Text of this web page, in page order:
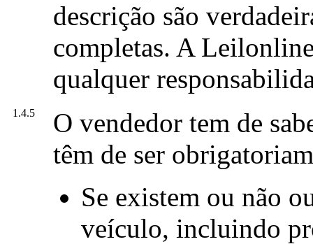
descrição são
completas. A
qualquer
1.4.5
O vendedor tem de
têm de ser
Se existem ou não
veículo, incluindo